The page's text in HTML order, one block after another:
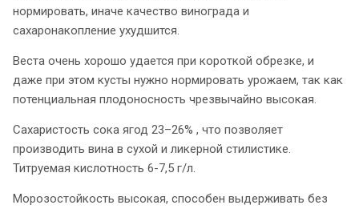
нормировать, иначе качество винограда и
сахаронакопление ухудшится.
Веста очень хорошо удается при короткой обрезке, и
даже при этом кусты нужно нормировать урожаем, так как
потенциальная плодоносность чрезвычайно высокая.
Сахаристость сока ягод 23–26% , что позволяет
производить вина в сухой и ликерной стилистике.
Титруемая кислотность 6-7,5 г/л.
Морозостойкость высокая, способен выдерживать без